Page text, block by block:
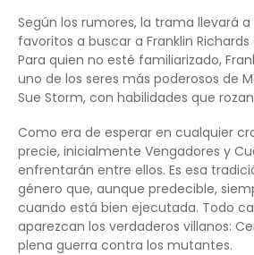
Según los rumores, la trama llevará
favoritos a buscar a Franklin Richards
Para quien no esté familiarizado,
uno de los seres más poderosos de
Sue Storm, con habilidades que
Como era de esperar en cualquier
precie, inicialmente Vengadores y
enfrentarán entre ellos. Es esa
género que, aunque predecible,
cuando está bien ejecutada. Todo
aparezcan los verdaderos villanos:
plena guerra contra los mutantes.